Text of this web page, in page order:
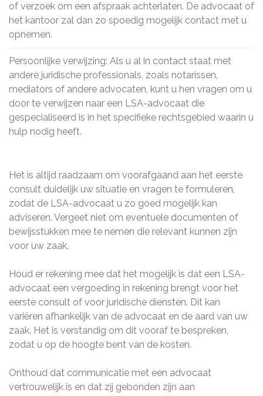
of verzoek om een afspraak achterlaten. De advocaat of
het kantoor zal dan zo spoedig mogelijk contact met u
opnemen.
Persoonlijke verwijzing: Als u al in contact staat met
andere juridische professionals, zoals notarissen,
mediators of andere advocaten, kunt u hen vragen om u
door te verwijzen naar een LSA-advocaat die
gespecialiseerd is in het specifieke rechtsgebied waarin u
hulp nodig heeft.
Het is altijd raadzaam om voorafgaand aan het eerste
consult duidelijk uw situatie en vragen te formuleren,
zodat de LSA-advocaat u zo goed mogelijk kan
adviseren. Vergeet niet om eventuele documenten of
bewijsstukken mee te nemen die relevant kunnen zijn
voor uw zaak.
Houd er rekening mee dat het mogelijk is dat een LSA-
advocaat een vergoeding in rekening brengt voor het
eerste consult of voor juridische diensten. Dit kan
variëren afhankelijk van de advocaat en de aard van uw
zaak. Het is verstandig om dit vooraf te bespreken,
zodat u op de hoogte bent van de kosten.
Onthoud dat communicatie met een advocaat
vertrouwelijk is en dat zij gebonden zijn aan